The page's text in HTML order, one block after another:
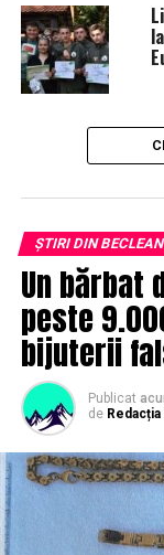
URMEAZA
Doliu în familia
NU PIERDE ACESTE
Lista școlilor
mediul online
ȘTIRI DIN BECLEAN
Un bărbat
peste
bijuterii
Publicat
de